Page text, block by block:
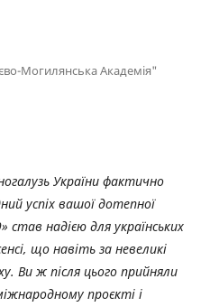
Могилянська Академія"
України фактично
успіх вашої дотепної
надією для українських
що навіть за невеликі
Ви ж після цього прийняли
проєкті і